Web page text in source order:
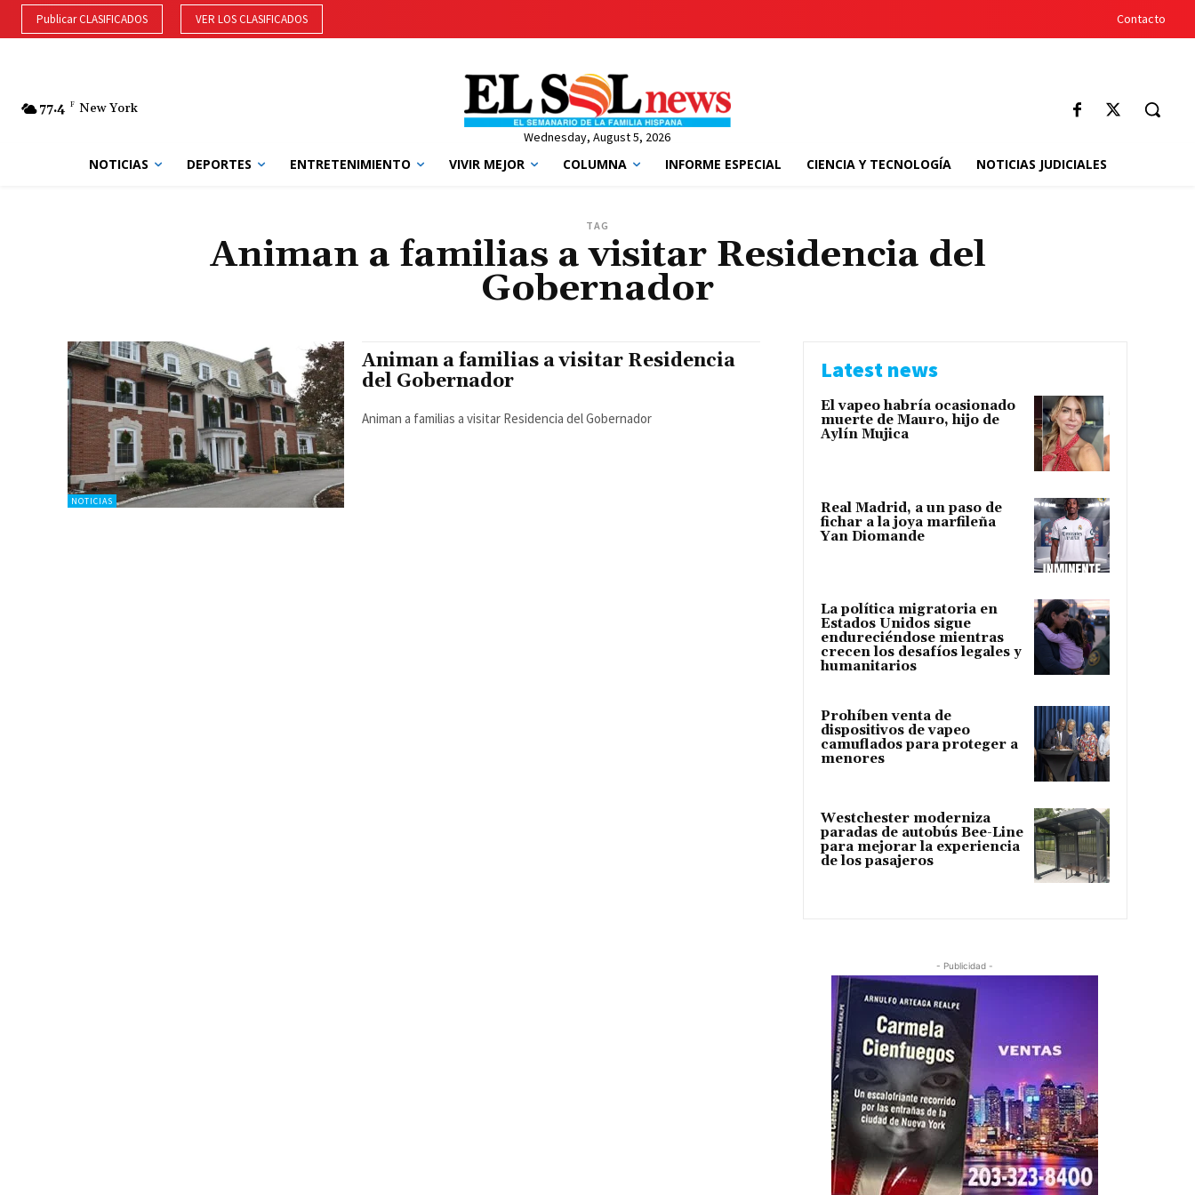
Publicar CLASIFICADOS VER LOS CLASIFICADOS Contacto
77.4 F New York
Wednesday, August 5, 2026
NOTICIAS DEPORTES ENTRETENIMIENTO VIVIR MEJOR COLUMNA INFORME ESPECIAL CIENCIA Y TECNOLOGÍA NOTICIAS JUDICIALES
TAG
Animan a familias a visitar Residencia del
Gobernador
NOTICIAS
Animan a familias a visitar Residencia
del Gobernador
Animan a familias a visitar Residencia del Gobernador
Latest news
El vapeo habría ocasionado
muerte de Mauro, hijo de
Aylín Mujica
Real Madrid, a un paso de
fichar a la joya marfileña
Yan Diomande
La política migratoria en
Estados Unidos sigue
endureciéndose mientras
crecen los desafíos legales y
humanitarios
Prohíben venta de
dispositivos de vapeo
camuflados para proteger a
menores
Westchester moderniza
paradas de autobús Bee-Line
para mejorar la experiencia
de los pasajeros
- Publicidad -